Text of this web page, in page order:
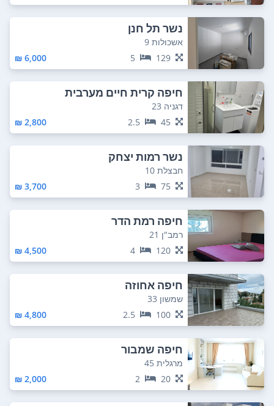
נשר תל חנן
אשכולות 9
129
5
6,000 ₪
חיפה קרית חיים מערבית
דגניה 23
45
2.5
2,800 ₪
נשר רמות יצחק
חבצלת 10
75
3
3,700 ₪
חיפה רמת הדר
רמב"ן 21
120
4
4,500 ₪
חיפה אחוזה
שמשון 33
100
2.5
4,800 ₪
חיפה שמבור
מרגלית 45
20
2
2,000 ₪